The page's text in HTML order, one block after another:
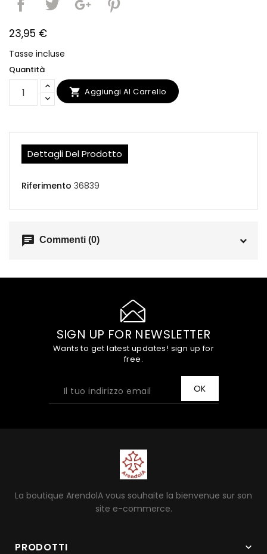
23,95 €
Tasse incluse
Quantità
 Aggiungi Al Carrello
Dettagli Del Prodotto
Riferimento 36839
chat Commenti (0)
SIGN UP FOR NEWSLETTER
Wants to get latest updates! sign up for
free.
La boutique ArendolA vous souhaite la bienvenue sur son
site e-commerce.
PRODOTTI 